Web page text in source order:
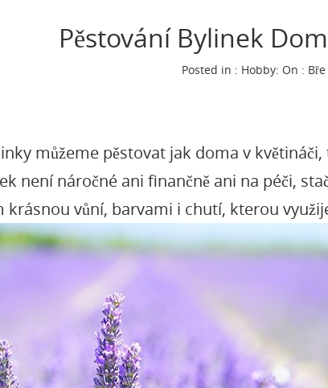
Pěstování Bylinek
Posted in : Hobby: On :
můžeme pěstovat jak doma v
není náročné ani finančně ani na péči,
krásnou vůní, barvami i chutí, kterou